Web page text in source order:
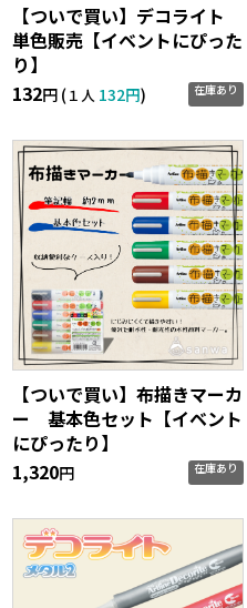
【ついで買い】デコライト
単色販売【イベントにぴった
り】
132円 (１人 132円) 在庫あり
【ついで買い】布描きマーカ
ー 基本色セット【イベント
にぴったり】
1,320円 在庫あり